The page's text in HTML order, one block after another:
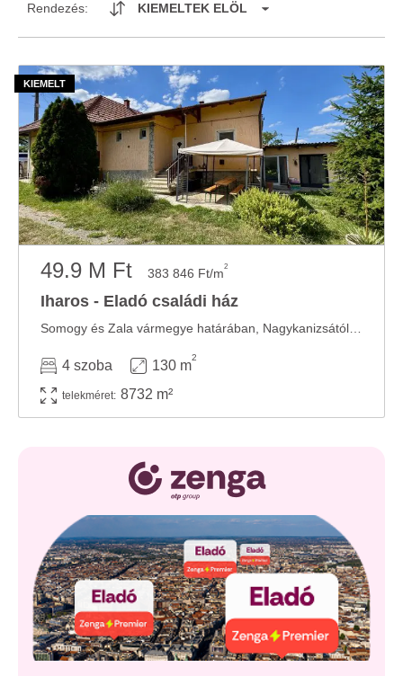
Rendezés: KIEMELTEK ELÖL
49.9 M Ft 383 846 Ft/m2
Iharos - Eladó családi ház
4 szoba 130 m
2
telekméret: 8732 m²